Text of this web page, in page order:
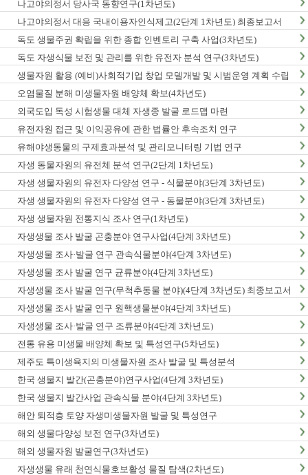
나고야의정서 당사국 동향연구(1차년도)
나고야의정서 대응 국내이용자인식제고(2단계 1차년도) 최종보고서
독도 생물주권 확립을 위한 종합 인벤토리 구축 사업(3차년도)
독도 자생식물 보전 및 관리를 위한 유전자 분석 연구(3차년도)
생물자원 활용 (예비)사회적기업 창업 모델개발 및 시범운영 계획 수립
오염물질 분해 미생물자원 배양체 확보(4차년도)
외국도입 독성 시험생물 대체 자생종 발굴 로드맵 마련
유전자원 접근 및 이익공유에 관한 법률안 후속조치 연구
유해야생동물의 구제효과분석 및 관리모니터링 기법 연구
자생 동물자원의 유전체 분석 연구(2단계 1차년도)
자생 생물자원의 유전자 다양성 연구 - 식물분야(3단계 3차년도)
자생 생물자원의 유전자 다양성 연구 - 동물분야(3단계 3차년도)
자생 생물자원 전통지식 조사 연구(1차년도)
자생생물 조사 발굴 곤충분야 연구사업(4단계 3차년도)
자생생물 조사·발굴 연구 관속식물분야(4단계 3차년도)
자생생물 조사 발굴 연구 균류분야(4단계 3차년도)
자생생물 조사 발굴 연구(무척추동물 분야)(4단계 3차년도) 최종보고서
자생생물 조사 발굴 연구 원핵생물분야(4단계 3차년도)
자생생물 조사·발굴 연구 조류분야(4단계 3차년도)
전통 유용 미생물 배양체 확보 및 특성연구(5차년도)
제주도 특이생육지의 미생물자원 조사 발굴 및 특성분석
한국 생물지 발간(곤충분야)연구사업(4단계 3차년도)
한국 생물지 발간사업 관속식물 분야(4단계 3차년도)
해안 퇴적층 토양 자생미생물자원 발굴 및 특성연구
해외 생물다양성 보전 연구(3차년도)
해외 생물자원 발굴연구(3차년도)
자생생물 유래 천연식물호보활성 물질 탐색(2차년도)